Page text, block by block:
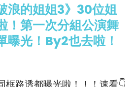
浪的姐姐3》30位姐
！第一次分組公演舞
曝光！By2也去啦！
框路透都曝光啦！！！速看👇